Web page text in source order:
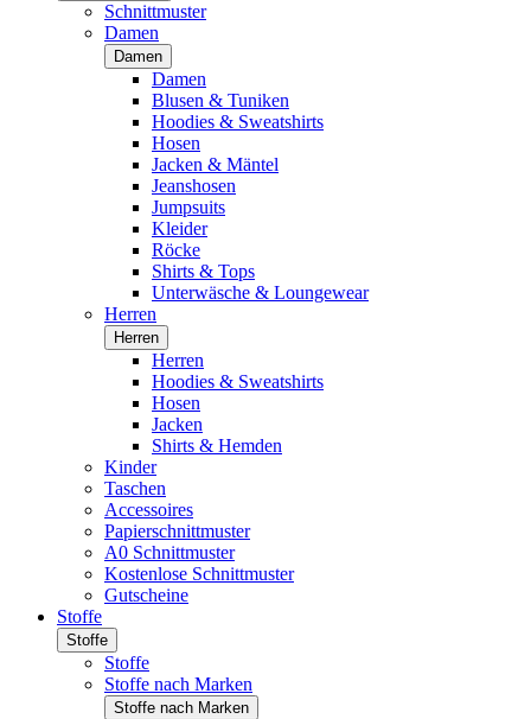
Schnittmuster
Damen
Damen
Damen
Blusen & Tuniken
Hoodies & Sweatshirts
Hosen
Jacken & Mäntel
Jeanshosen
Jumpsuits
Kleider
Röcke
Shirts & Tops
Unterwäsche & Loungewear
Herren
Herren
Herren
Hoodies & Sweatshirts
Hosen
Jacken
Shirts & Hemden
Kinder
Taschen
Accessoires
Papierschnittmuster
A0 Schnittmuster
Kostenlose Schnittmuster
Gutscheine
Stoffe
Stoffe
Stoffe
Stoffe nach Marken
Stoffe nach Marken